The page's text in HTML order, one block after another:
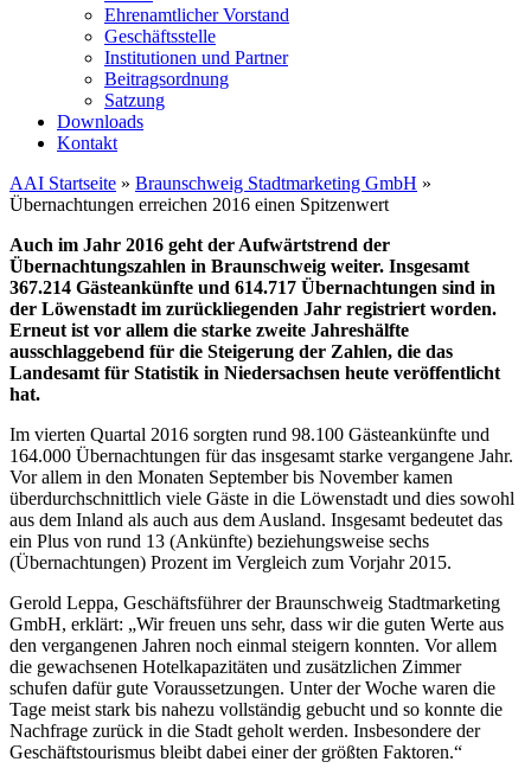
Ehrenamtlicher Vorstand
Geschäftsstelle
Institutionen und Partner
Beitragsordnung
Satzung
Downloads
Kontakt
AAI Startseite » Braunschweig Stadtmarketing GmbH »
Übernachtungen erreichen 2016 einen Spitzenwert
Auch im Jahr 2016 geht der Aufwärtstrend der
Übernachtungszahlen in Braunschweig weiter. Insgesamt
367.214 Gästeankünfte und 614.717 Übernachtungen sind in
der Löwenstadt im zurückliegenden Jahr registriert worden.
Erneut ist vor allem die starke zweite Jahreshälfte
ausschlaggebend für die Steigerung der Zahlen, die das
Landesamt für Statistik in Niedersachsen heute veröffentlicht
hat.
Im vierten Quartal 2016 sorgten rund 98.100 Gästeankünfte und
164.000 Übernachtungen für das insgesamt starke vergangene Jahr.
Vor allem in den Monaten September bis November kamen
überdurchschnittlich viele Gäste in die Löwenstadt und dies sowohl
aus dem Inland als auch aus dem Ausland. Insgesamt bedeutet das
ein Plus von rund 13 (Ankünfte) beziehungsweise sechs
(Übernachtungen) Prozent im Vergleich zum Vorjahr 2015.
Gerold Leppa, Geschäftsführer der Braunschweig Stadtmarketing
GmbH, erklärt: „Wir freuen uns sehr, dass wir die guten Werte aus
den vergangenen Jahren noch einmal steigern konnten. Vor allem
die gewachsenen Hotelkapazitäten und zusätzlichen Zimmer
schufen dafür gute Voraussetzungen. Unter der Woche waren die
Tage meist stark bis nahezu vollständig gebucht und so konnte die
Nachfrage zurück in die Stadt geholt werden. Insbesondere der
Geschäftstourismus bleibt dabei einer der größten Faktoren.“